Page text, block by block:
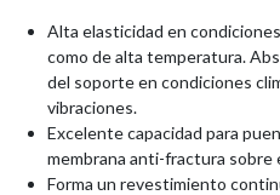
Alta elasticidad en
como de alta temperatura.
del soporte en condiciones
vibraciones.
Excelente capacidad para
membrana anti-fractura sobre
Forma un revestimiento